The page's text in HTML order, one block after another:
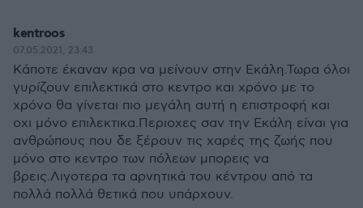
kentroos
07.05.2021, 23:43
Κάποτε έκαναν κρα να μείνουν στην Εκάλη.Τωρα όλοι
γυρίζουν επιλεκτικά στο κεντρο και χρόνο με το
χρόνο θα γίνεται πιο μεγάλη αυτή η επιστροφή και
οχι μόνο επιλεκτικα.Περιοχες σαν την Εκάλη είναι για
ανθρώπους που δε ξέρουν τις χαρές της ζωής που
μόνο στο κεντρο των πόλεων μπορεις να
βρεις.Λιγοτερα τα αρνητικά του κέντρου από τα
πολλά πολλά θετικά που υπάρχουν.